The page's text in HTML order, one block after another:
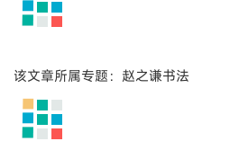
该文章所属专题：赵之谦书法